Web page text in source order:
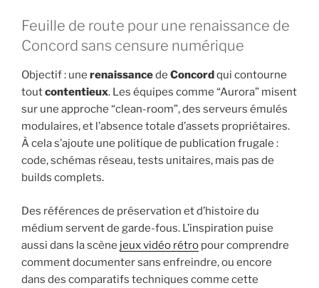
Feuille de route pour une renaissance de
Concord sans censure numérique
Objectif : une renaissancede Concord qui contourne
toutcontentieux. Les équipes comme “Aurora” misent
sur une approche “clean-room”, des serveurs émulés
modulaires, et l’absence totale d’assets propriétaires.
À cela s’ajoute une politique de publication frugale :
code, schémas réseau, tests unitaires, mais pas de
builds complets.
Des références de préservation et d’histoire du
médium servent de garde-fous. L’inspiration puise
aussi dans la scène jeux vidéo rétro pour comprendre
comment documenter sans enfreindre, ou encore
dans des comparatifs techniques comme cette